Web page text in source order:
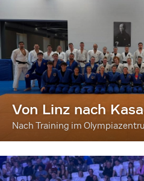
Von Linz nach
Nach Training im